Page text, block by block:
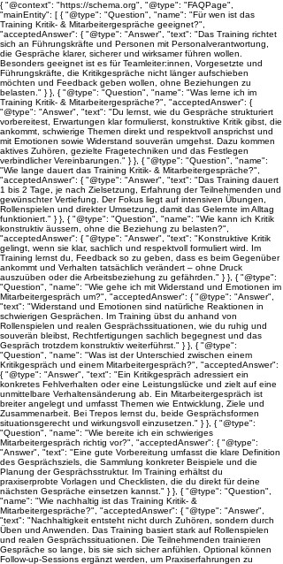
{ "@context": "https://schema.org", "@type": "FAQPage",
"mainEntity": [ { "@type": "Question", "name": "Für wen ist das
Training Kritik- & Mitarbeitergespräche geeignet?",
"acceptedAnswer": { "@type": "Answer", "text": "Das Training richtet
sich an Führungskräfte und Personen mit Personalverantwortung,
die Gespräche klarer, sicherer und wirksamer führen wollen.
Besonders geeignet ist es für Teamleiter:innen, Vorgesetzte und
Führungskräfte, die Kritikgespräche nicht länger aufschieben
möchten und Feedback geben wollen, ohne Beziehungen zu
belasten." } }, { "@type": "Question", "name": "Was lerne ich im
Training Kritik- & Mitarbeitergespräche?", "acceptedAnswer": {
"@type": "Answer", "text": "Du lernst, wie du Gespräche strukturiert
vorbereitest, Erwartungen klar formulierst, konstruktive Kritik gibst, die
ankommt, schwierige Themen direkt und respektvoll ansprichst und
mit Emotionen sowie Widerstand souverän umgehst. Dazu kommen
aktives Zuhören, gezielte Fragetechniken und das Festlegen
verbindlicher Vereinbarungen." } }, { "@type": "Question", "name":
"Wie lange dauert das Training Kritik- & Mitarbeitergespräche?",
"acceptedAnswer": { "@type": "Answer", "text": "Das Training dauert
1 bis 2 Tage, je nach Zielsetzung, Erfahrung der Teilnehmenden und
gewünschter Vertiefung. Der Fokus liegt auf intensiven Übungen,
Rollenspielen und direkter Umsetzung, damit das Gelernte im Alltag
funktioniert." } }, { "@type": "Question", "name": "Wie kann ich Kritik
konstruktiv äussern, ohne die Beziehung zu belasten?",
"acceptedAnswer": { "@type": "Answer", "text": "Konstruktive Kritik
gelingt, wenn sie klar, sachlich und respektvoll formuliert wird. Im
Training lernst du, Feedback so zu geben, dass es beim Gegenüber
ankommt und Verhalten tatsächlich verändert – ohne Druck
auszuüben oder die Arbeitsbeziehung zu gefährden." } }, { "@type":
"Question", "name": "Wie gehe ich mit Widerstand und Emotionen im
Mitarbeitergespräch um?", "acceptedAnswer": { "@type": "Answer",
"text": "Widerstand und Emotionen sind natürliche Reaktionen in
schwierigen Gesprächen. Im Training übst du anhand von
Rollenspielen und realen Gesprächssituationen, wie du ruhig und
souverän bleibst, Rechtfertigungen sachlich begegnest und das
Gespräch trotzdem konstruktiv weiterführst." } }, { "@type":
"Question", "name": "Was ist der Unterschied zwischen einem
Kritikgespräch und einem Mitarbeitergespräch?", "acceptedAnswer":
{ "@type": "Answer", "text": "Ein Kritikgespräch adressiert ein
konkretes Fehlverhalten oder eine Leistungslücke und zielt auf eine
unmittelbare Verhaltensänderung ab. Ein Mitarbeitergespräch ist
breiter angelegt und umfasst Themen wie Entwicklung, Ziele und
Zusammenarbeit. Bei Trepos lernst du, beide Gesprächsformen
situationsgerecht und wirkungsvoll einzusetzen." } }, { "@type":
"Question", "name": "Wie bereite ich ein schwieriges
Mitarbeitergespräch richtig vor?", "acceptedAnswer": { "@type":
"Answer", "text": "Eine gute Vorbereitung umfasst die klare Definition
des Gesprächsziels, die Sammlung konkreter Beispiele und die
Planung der Gesprächsstruktur. Im Training erhältst du
praxiserprobte Vorlagen und Checklisten, die du direkt für deine
nächsten Gespräche einsetzen kannst." } }, { "@type": "Question",
"name": "Wie nachhaltig ist das Training Kritik- &
Mitarbeitergespräche?", "acceptedAnswer": { "@type": "Answer",
"text": "Nachhaltigkeit entsteht nicht durch Zuhören, sondern durch
Üben und Anwenden. Das Training basiert stark auf Rollenspielen
und realen Gesprächssituationen. Die Teilnehmenden trainieren
Gespräche so lange, bis sie sich sicher anfühlen. Optional können
Follow-up-Sessions ergänzt werden, um Praxiserfahrungen zu